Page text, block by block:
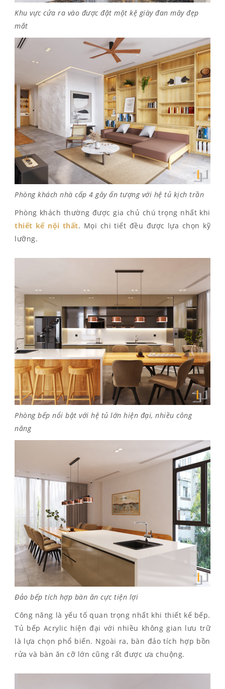
Khu vực cửa ra vào được đặt một kệ giày đan mây đẹp
mắt
Phòng khách nhà cấp 4 gây ấn tượng với hệ tủ kịch trần
Phòng khách thường được gia chủ chú trọng nhất khi
thiết kế nội thất. Mọi chi tiết đều được lựa chọn kỹ
lưỡng.
Phòng bếp nổi bật với hệ tủ lớn hiện đại, nhiều công
năng
Đảo bếp tích hợp bàn ăn cực tiện lợi
Công năng là yếu tố quan trọng nhất khi thiết kế bếp.
Tủ bếp Acrylic hiện đại với nhiều không gian lưu trữ
là lựa chọn phổ biến. Ngoài ra, bàn đảo tích hợp bồn
rửa và bàn ăn cỡ lớn cũng rất được ưa chuộng.